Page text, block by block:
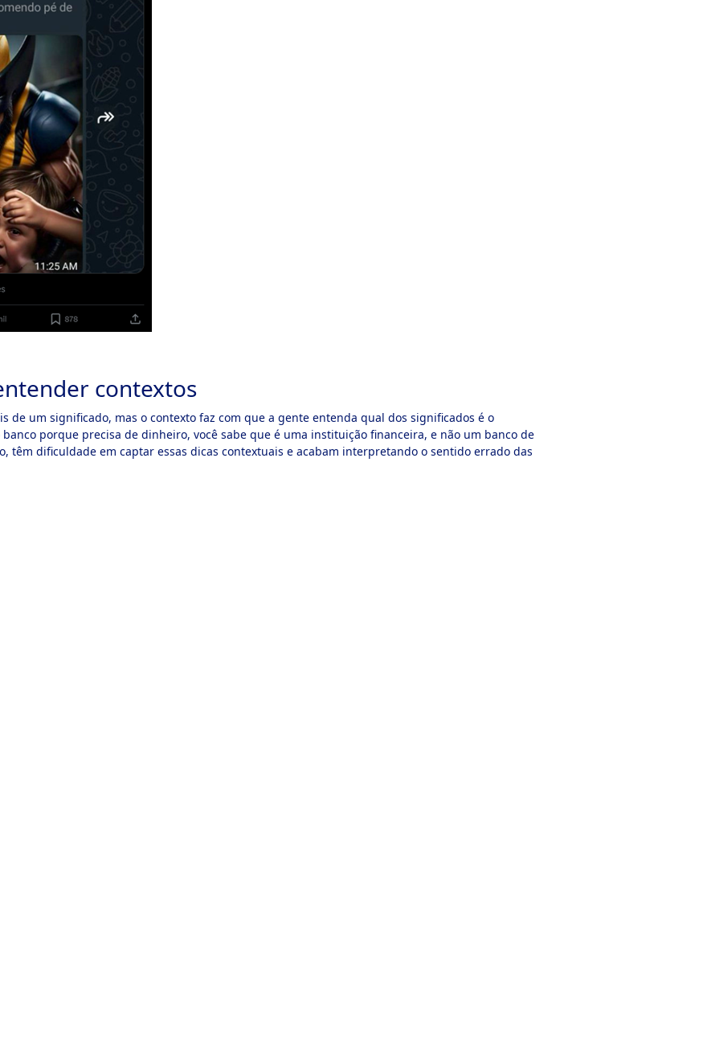
contextos
de um significado, mas o contexto faz com que a gente entenda qual dos significados é o
porque precisa de dinheiro, você sabe que é uma instituição financeira, e não um banco de
têm dificuldade em captar essas dicas contextuais e acabam interpretando o sentido errado das